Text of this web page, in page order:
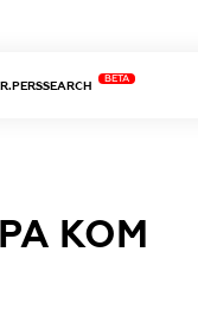
BETA
КОМ